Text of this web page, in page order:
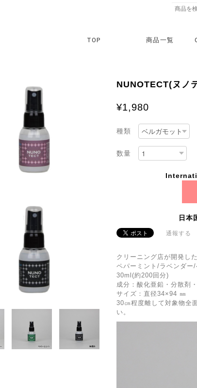
TOP 商品一覧
NUNOTECT(ヌノ
¥1,980
種類
数量
日本
通報する
クリーニング店が開発し
ペパーミント/ラベンダー
30ml(約200回分)
成分：酸化亜鉛・分散剤
サイズ：直径34×94 ㎜
30㎝程度離して対象物全
い。